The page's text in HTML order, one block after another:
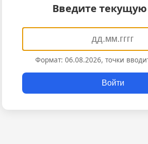
Введите текущую
Формат: 06.08.2026, точки
Войти